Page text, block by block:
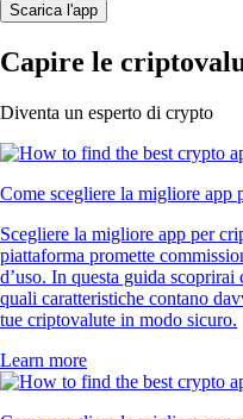
Scarica l'app
Capire le
Diventa un esperto di crypto
Come scegliere la migliore app
Scegliere la migliore app per
piattaforma promette
d’uso. In questa guida scoprirai
quali caratteristiche contano
tue criptovalute in modo sicuro.
Learn more